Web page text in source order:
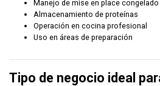
Manejo de mise en place congelado
Almacenamiento de proteínas
Operación en cocina profesional
Uso en áreas de preparación
Tipo de negocio ideal